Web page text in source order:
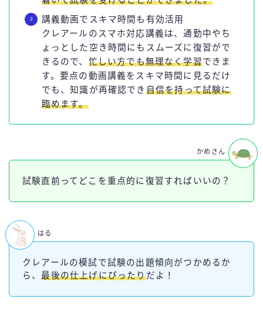
講義動画でスキマ時間も有効活用
クレアールのスマホ対応講義は、通勤中やち
ょっとした空き時間にもスムーズに復習がで
きるので、 忙しい方でも無理なく学習できま
す。要点の動画講義をスキマ時間に見るだけ
でも、知識が再確認でき 自信を持って試験に
臨めます。
試験直前ってどこを重点的に復習すればいいの？
かめさん
クレアールの模試で試験の出題傾向がつかめるか
ら、最後の仕上げにぴったりだよ！
はる